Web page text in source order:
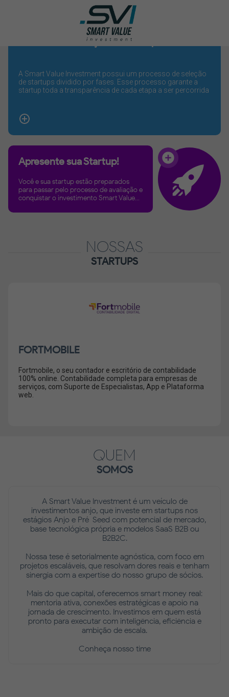
Processo de Seleção de Startups
A Smart Value Investment possui um processo de seleção
de startups dividido por fases. Esse processo garante a
startup toda a transparência de cada etapa a ser percorrida
conquistar o investimento S
Apresente sua Startup!
Você e sua startup estão preparados
para passar pelo processo de avaliação e
conquistar o investimento Smart Value...
NOSSAS
STARTUPS
FORTMOBILE
Fortmobile, o seu contador e escritório de contabilidade
100% online. Contabilidade completa para empresas de
serviços, com Suporte de Especialistas, App e Plataforma
web.
QUEM
SOMOS
A Smart Value Investment é um veículo de
investimentos anjo, que investe em startups nos
estágios Anjo e Pré-Seed com potencial de mercado,
base tecnológica própria e modelos SaaS B2B ou
B2B2C.
Nossa tese é setorialmente agnóstica, com foco em
projetos escaláveis, que resolvam dores reais e tenham
sinergia com a expertise do nosso grupo de sócios.
Mais do que capital, oferecemos smart money real:
mentoria ativa, conexões estratégicas e apoio na
jornada de crescimento. Investimos em quem está
pronto para executar com inteligência, eficiência e
ambição de escala.
Conheça nosso time